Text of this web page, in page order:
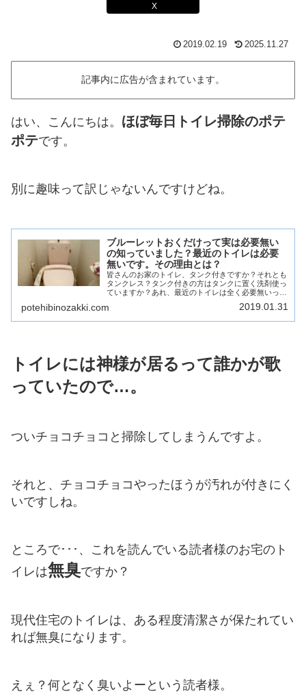
X
2019.02.19 2025.11.27
記事内に広告が含まれています。
はい、こんにちは。 ほぼ毎日トイレ掃除のポテ
ポテです。
別に趣味って訳じゃないんですけどね。
ブルーレットおくだけって実は必要無い
の知っていました？最近のトイレは必要
無いです。その理由とは？
皆さんのお家のトイレ、タンク付きですか？それとも
タンクレス？タンク付きの方はタンクに置く洗剤使っ
ていますか？あれ、最近のトイレは全く必要無いって
その理由をリフォーム業界の人間が説明します！
potehibinozakki.com 2019.01.31
トイレには神様が居るって誰かが歌
っていたので…。
ついチョコチョコと掃除してしまうんですよ。
それと、チョコチョコやったほうが汚れが付きにく
いですしね。
ところで･･･、これを読んでいる読者様のお宅のト
イレは無臭ですか？
現代住宅のトイレは、ある程度清潔さが保たれてい
れば無臭になります。
えぇ？何となく臭いよーという読者様。